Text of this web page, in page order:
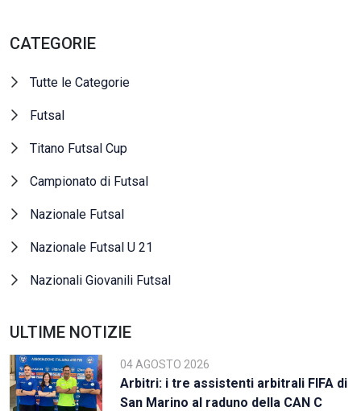
CATEGORIE
Tutte le Categorie
Futsal
Titano Futsal Cup
Campionato di Futsal
Nazionale Futsal
Nazionale Futsal U 21
Nazionali Giovanili Futsal
ULTIME NOTIZIE
04 AGOSTO 2026
Arbitri: i tre assistenti arbitrali FIFA di
San Marino al raduno della CAN C